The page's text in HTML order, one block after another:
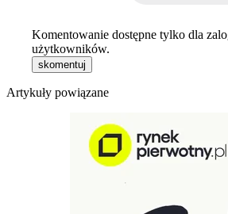
Komentowanie dostępne tylko dla
użytkowników.
skomentuj
Artykuły powiązane